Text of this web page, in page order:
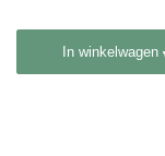
In winkelwagen